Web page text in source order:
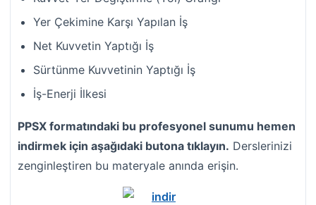
Yer Çekimine Karşı Yapılan İş
Net Kuvvetin Yaptığı İş
Sürtünme Kuvvetinin Yaptığı İş
İş-Enerji İlkesi
PPSX formatındaki bu profesyonel sunumu hemen
indirmek için aşağıdaki butona tıklayın. Derslerinizi
zenginleştiren bu materyale anında erişin.